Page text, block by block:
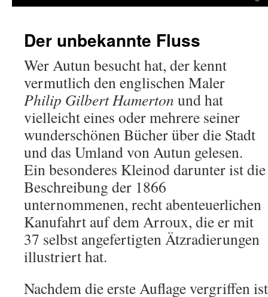
Der unbekannte Fluss
Wer Autun besucht hat, der kennt
vermutlich den englischen Maler
Philip Gilbert Hamerton und hat
vielleicht eines oder mehrere seiner
wunderschönen Bücher über die Stadt
und das Umland von Autun gelesen.
Ein besonderes Kleinod darunter ist die
Beschreibung der 1866
unternommenen, recht abenteuerlichen
Kanufahrt auf dem Arroux, die er mit
37 selbst angefertigten Ätzradierungen
illustriert hat.
Nachdem die erste Auflage vergriffen